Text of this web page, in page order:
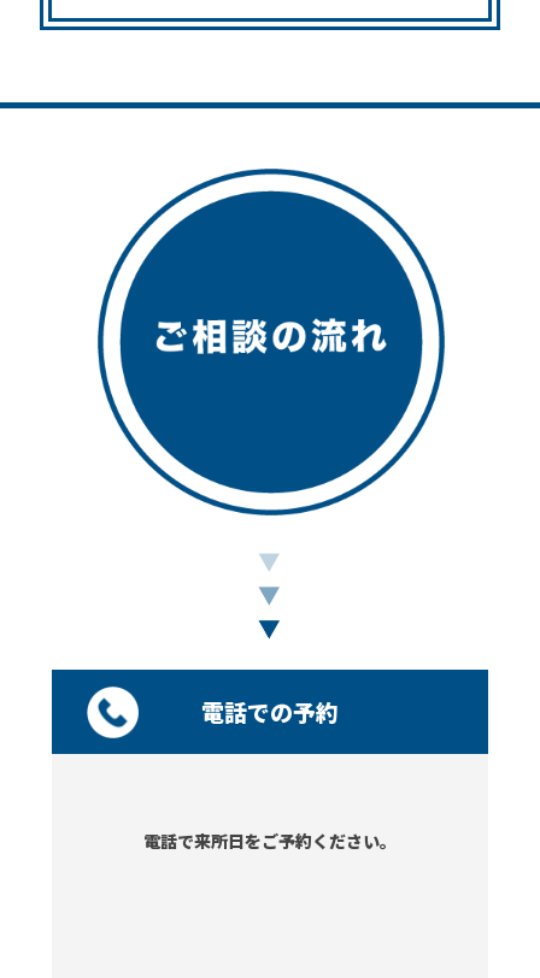
電話での予約
電話で来所日をご予約ください。